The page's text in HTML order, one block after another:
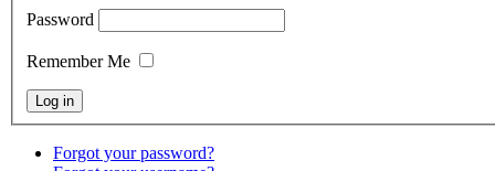
Password
Remember Me
Forgot your password?